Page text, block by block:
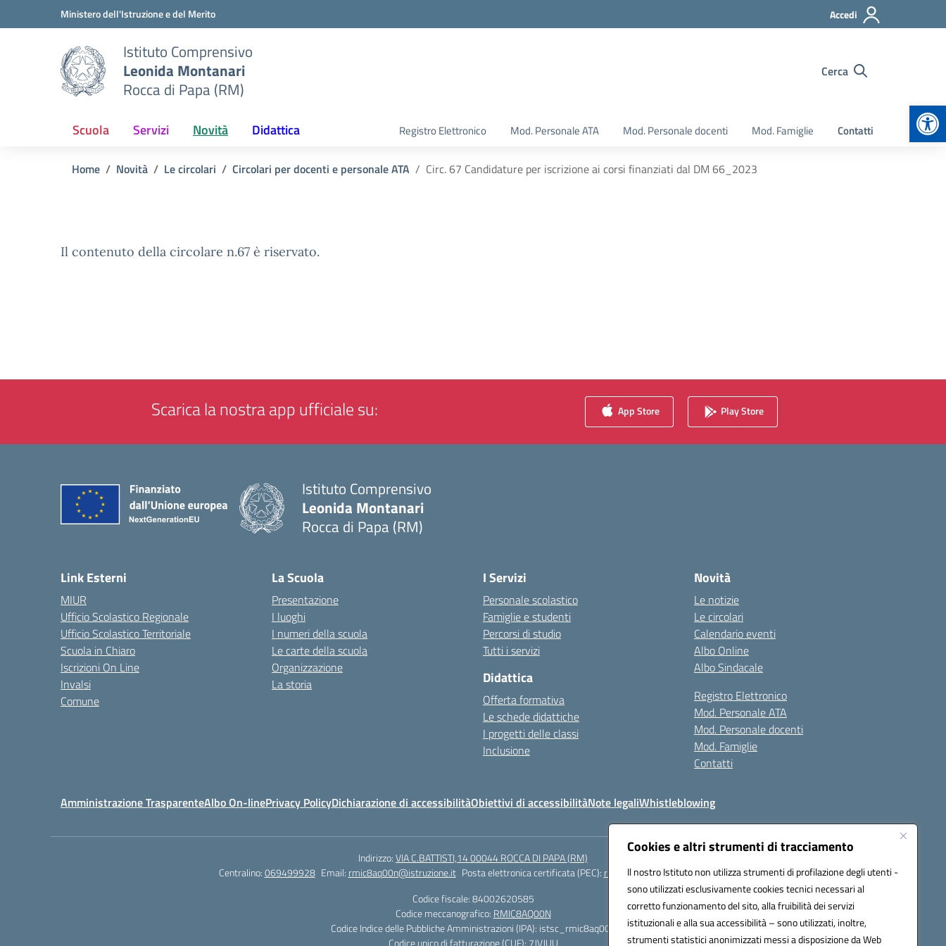
Cookies e altri strumenti di tracciamento
Il nostro Istituto non utilizza strumenti di profilazione degli utenti -
sono utilizzati esclusivamente cookies tecnici necessari al
corretto funzionamento del sito, alla fruibilità dei servizi
istituzionali e alla sua accessibilità – sono utilizzati, inoltre,
strumenti statistici anonimizzati messi a disposizione da Web
Vai ai contenuti
Vai al menu di navigazioneMinistero dell'Istruzione e del Merito Accedi
Istituto Comprensivo
Leonida Montanari
Rocca di Papa (RM)
Cerca
Scuola Servizi Novità Didattica Registro Elettronico Mod. Personale ATA Mod. Personale docenti Mod. Famiglie Contatti
Home Novità Le circolari Circolari per docenti e personale ATA Circ. 67 Candidature per iscrizione ai corsi finanziati dal DM 66_2023
Il contenuto della circolare n.67 è riservato.
Scarica la nostra app ufficiale su: App Store Play Store
Istituto Comprensivo
Leonida Montanari
Rocca di Papa (RM)
Link Esterni
MIUR
Ufficio Scolastico Regionale
Ufficio Scolastico Territoriale
Scuola in Chiaro
Iscrizioni On Line
Invalsi
Comune
La Scuola
Presentazione
I luoghi
I numeri della scuola
Le carte della scuola
Organizzazione
La storia
I Servizi
Personale scolastico
Famiglie e studenti
Percorsi di studio
Tutti i servizi
Didattica
Offerta formativa
Le schede didattiche
I progetti delle classi
Inclusione
Novità
Le notizie
Le circolari
Calendario eventi
Albo Online
Albo Sindacale
Registro Elettronico
Mod. Personale ATA
Mod. Personale docenti
Mod. Famiglie
Contatti
Amministrazione TrasparenteAlbo On-linePrivacy PolicyDichiarazione di accessibilitàObiettivi di accessibilitàNote legaliWhistleblowing
Indirizzo:VIA C.BATTISTI,14 00044 ROCCA DI PAPA (RM)
Centralino:069499928 Email: rmic8aq00n@istruzione.it Posta elettronica certificata (PEC): rmic8aq00n@pec.istruzione.it
Codice fiscale: 84002620585
Codice meccanografico: RMIC8AQ00N
Codice Indice delle Pubbliche Amministrazioni (IPA): istsc_rmic8aq00n
Codice unico di fatturazione (CUF): 7JVJUU